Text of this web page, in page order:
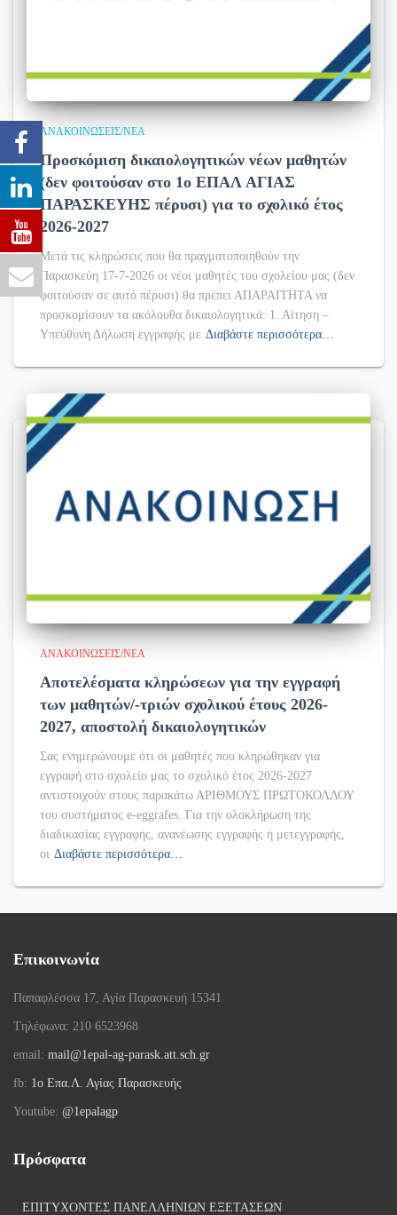
ΑΝΑΚΟΙΝΏΣΕΙΣ/ΝΈΑ
Προσκόμιση δικαιολογητικών νέων μαθητών
(δεν φοιτούσαν στο 1ο ΕΠΑΛ ΑΓΙΑΣ
ΠΑΡΑΣΚΕΥΗΣ πέρυσι) για το σχολικό έτος
2026-2027
Μετά τις κληρώσεις που θα πραγματοποιηθούν την
Παρασκεύη 17-7-2026 οι νέοι μαθητές του σχολείου μας (δεν
φοιτούσαν σε αυτό πέρυσι) θα πρέπει ΑΠΑΡΑΙΤΗΤΑ να
προσκομίσουν τα ακόλουθα δικαιολογητικά: 1. Αίτηση –
Υπεύθυνη Δήλωση εγγραφής με Διαβάστε περισσότερα…
ΑΝΑΚΟΙΝΏΣΕΙΣ/ΝΈΑ
Αποτελέσματα κληρώσεων για την εγγραφή
των μαθητών/-τριών σχολικού έτους 2026-
2027, αποστολή δικαιολογητικών
Σας ενημερώνουμε ότι οι μαθητές που κληρώθηκαν για
εγγραφή στο σχολείο μας το σχολικό έτος 2026-2027
αντιστοιχούν στους παρακάτω ΑΡΙΘΜΟΥΣ ΠΡΩΤΟΚΟΛΛΟΥ
του συστήματος e-eggrafes. Για την ολοκλήρωση της
διαδικασίας εγγραφής, ανανέωσης εγγραφής ή μετεγγραφής,
οι Διαβάστε περισσότερα…
Επικοινωνία
Παπαφλέσσα 17, Αγία Παρασκευή 15341
Tηλέφωνα: 210 6523968
email: mail@1epal-ag-parask.att.sch.gr
fb: 1ο Επα.Λ. Αγίας Παρασκευής
Youtube: @1epalagp
Πρόσφατα
ΕΠΙΤΥΧΌΝΤΕΣ ΠΑΝΕΛΛΗΝΊΩΝ ΕΞΕΤΆΣΕΩΝ